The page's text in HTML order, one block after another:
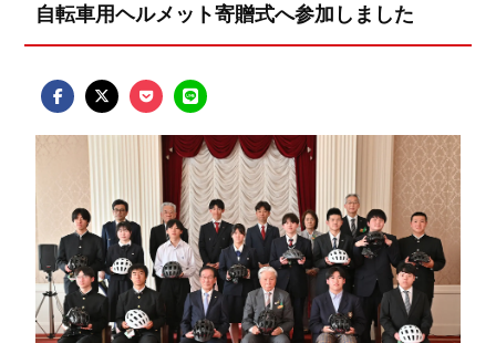
自転車用ヘルメット寄贈式へ参加しました